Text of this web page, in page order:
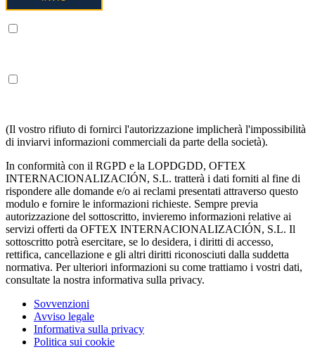
(Il vostro rifiuto di fornirci l'autorizzazione implicherà l'impossibilità
di inviarvi informazioni commerciali da parte della società).
In conformità con il RGPD e la LOPDGDD, OFTEX
INTERNACIONALIZACIÓN, S.L. tratterà i dati forniti al fine di
rispondere alle domande e/o ai reclami presentati attraverso questo
modulo e fornire le informazioni richieste. Sempre previa
autorizzazione del sottoscritto, invieremo informazioni relative ai
servizi offerti da OFTEX INTERNACIONALIZACIÓN, S.L. Il
sottoscritto potrà esercitare, se lo desidera, i diritti di accesso,
rettifica, cancellazione e gli altri diritti riconosciuti dalla suddetta
normativa. Per ulteriori informazioni su come trattiamo i vostri dati,
consultate la nostra informativa sulla privacy.
Sovvenzioni
Avviso legale
Informativa sulla privacy
Politica sui cookie